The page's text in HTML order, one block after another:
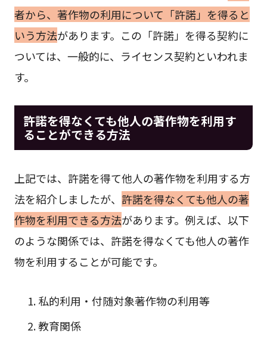
者から、著作物の利用について「許諾」を得ると
いう方法があります。この「許諾」を得る契約に
ついては、一般的に、ライセンス契約といわれま
す。
許諾を得なくても他人の著作物を利用す
ることができる方法
上記では、許諾を得て他人の著作物を利用する方
法を紹介しましたが、 許諾を得なくても他人の著
作物を利用できる方法があります。例えば、以下
のような関係では、許諾を得なくても他人の著作
物を利用することが可能です。
私的利用・付随対象著作物の利用等
教育関係